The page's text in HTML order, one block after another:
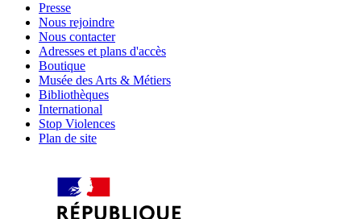
Presse
Nous rejoindre
Nous contacter
Adresses et plans d'accès
Boutique
Musée des Arts & Métiers
Bibliothèques
International
Stop Violences
Plan de site